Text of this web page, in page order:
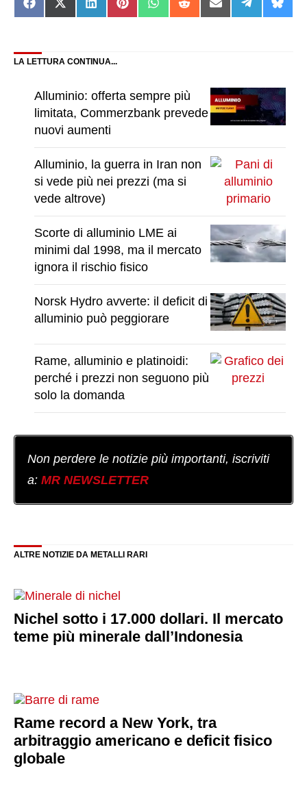
Share
on
Share
on
Share
on
Share
on
Share
on
Share
on
Share
on
Share
on
on
LA LETTURA CONTINUA...
Alluminio: offerta sempre più
limitata, Commerzbank prevede
nuovi aumenti
Alluminio, la guerra in Iran non
si vede più nei prezzi (ma si
vede altrove)
Scorte di alluminio LME ai
minimi dal 1998, ma il mercato
ignora il rischio fisico
Norsk Hydro avverte: il deficit di
alluminio può peggiorare
Rame, alluminio e platinoidi:
perché i prezzi non seguono più
solo la domanda
Non perdere le notizie più importanti, iscriviti
a: MR NEWSLETTER
ALTRE NOTIZIE DA METALLI RARI
Nichel sotto i 17.000 dollari. Il mercato
teme più minerale dall’Indonesia
Rame record a New York, tra
arbitraggio americano e deficit fisico
globale